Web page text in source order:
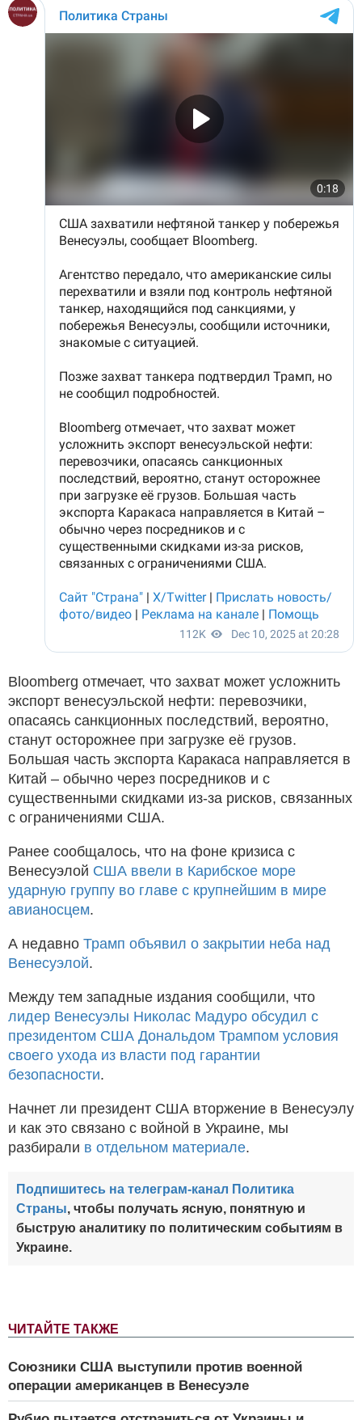
ЧИТАЙТЕ ТАКЖЕ
Союзники США выступили против военной
операции американцев в Венесуэле
Bloomberg отмечает, что захват может усложнить
экспорт венесуэльской нефти: перевозчики,
опасаясь санкционных последствий, вероятно,
станут осторожнее при загрузке её грузов.
Большая часть экспорта Каракаса направляется в
Китай – обычно через посредников и с
существенными скидками из-за рисков, связанных
с ограничениями США.
Ранее сообщалось, что на фоне кризиса с
Венесуэлой США ввели в Карибское море
ударную группу во главе с крупнейшим в мире
авианосцем.
А недавно Трамп объявил о закрытии неба над
Венесуэлой.
Между тем западные издания сообщили, что
лидер Венесуэлы Николас Мадуро обсудил с
президентом США Дональдом Трампом условия
своего ухода из власти под гарантии
безопасности.
Начнет ли президент США вторжение в Венесуэлу
и как это связано с войной в Украине, мы
разбирали в отдельном материале.
Подпишитесь на телеграм-канал Политика
Страны, чтобы получать ясную, понятную и
быструю аналитику по политическим событиям в
Украине.